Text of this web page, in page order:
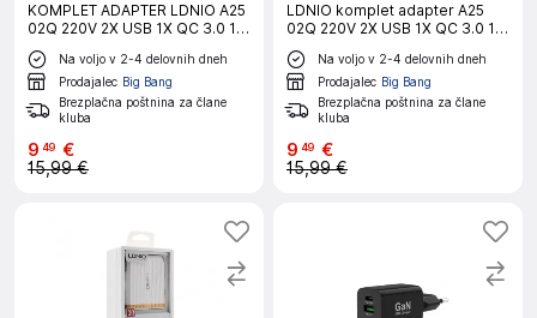
KOMPLET ADAPTER LDNIO A25
02Q 220V 2X USB 1X QC 3.0 1X
2,4A + USB C KABEL
Na voljo v 2-4 delovnih dneh
Prodajalec Big Bang
Brezplačna poštnina za člane
kluba
9 49 €
15,99 €
LDNIO komplet adapter A25
02Q 220V 2X USB 1X QC 3.0 1X
2,4A + lightning kabel
Na voljo v 2-4 delovnih dneh
Prodajalec Big Bang
Brezplačna poštnina za člane
kluba
9 49 €
15,99 €